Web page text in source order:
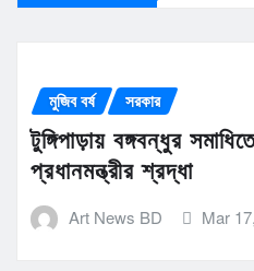
মুজিব বর্ষ সরকার
টুঙ্গিপাড়ায় বঙ্গবন্ধুর
প্রধানমন্ত্রীর শ্রদ্ধা
Art News BD Mar